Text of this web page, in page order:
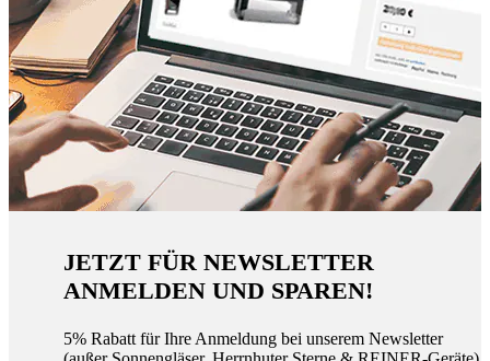
JETZT FÜR NEWSLETTER
ANMELDEN UND SPAREN!
5% Rabatt für Ihre Anmeldung bei unserem Newsletter